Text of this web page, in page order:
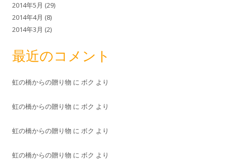
2014年5月 (29)
2014年4月 (8)
2014年3月 (2)
最近のコメント
虹の橋からの贈り物 に ボク より
虹の橋からの贈り物 に ボク より
虹の橋からの贈り物 に ボク より
虹の橋からの贈り物 に ボク より